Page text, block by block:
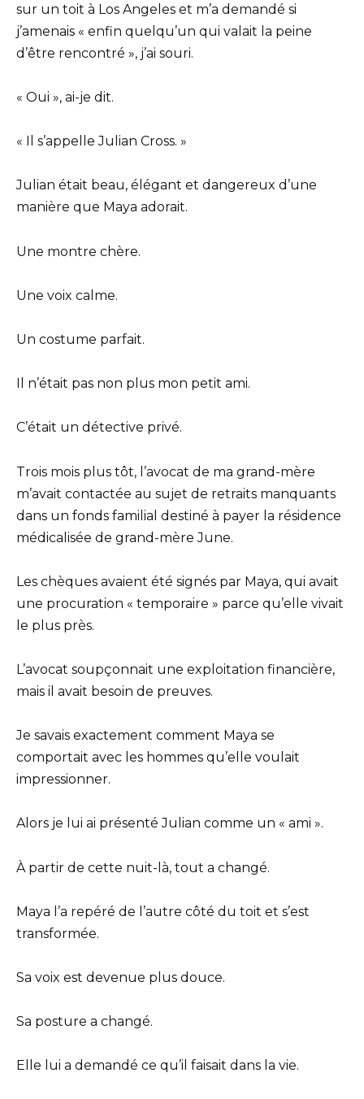
sur un toit à Los Angeles et m’a demandé si
j’amenais « enfin quelqu’un qui valait la peine
d’être rencontré », j’ai souri.
« Oui », ai-je dit.
« Il s’appelle Julian Cross. »
Julian était beau, élégant et dangereux d’une
manière que Maya adorait.
Une montre chère.
Une voix calme.
Un costume parfait.
Il n’était pas non plus mon petit ami.
C’était un détective privé.
Trois mois plus tôt, l’avocat de ma grand-mère
m’avait contactée au sujet de retraits manquants
dans un fonds familial destiné à payer la résidence
médicalisée de grand-mère June.
Les chèques avaient été signés par Maya, qui avait
une procuration « temporaire » parce qu’elle vivait
le plus près.
L’avocat soupçonnait une exploitation financière,
mais il avait besoin de preuves.
Je savais exactement comment Maya se
comportait avec les hommes qu’elle voulait
impressionner.
Alors je lui ai présenté Julian comme un « ami ».
À partir de cette nuit-là, tout a changé.
Maya l’a repéré de l’autre côté du toit et s’est
transformée.
Sa voix est devenue plus douce.
Sa posture a changé.
Elle lui a demandé ce qu’il faisait dans la vie.